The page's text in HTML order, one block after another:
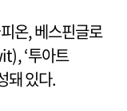
온, 베스핀글로
‘투아트
돼 있다.